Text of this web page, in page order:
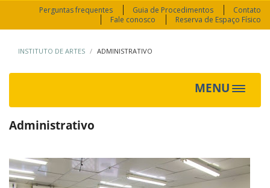
Perguntas frequentes Guia de Procedimentos
Contato
Fale conosco
Reserva de Espaço Físico
INSTITUTO DE ARTES ADMINISTRATIVO
MENU
Toggle
Administrativo